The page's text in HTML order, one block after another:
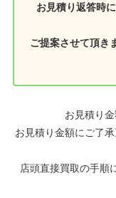
お見積り返答時
ご提案させて頂き
お見積り
お見積り金額にご了
店頭直接買取の手順